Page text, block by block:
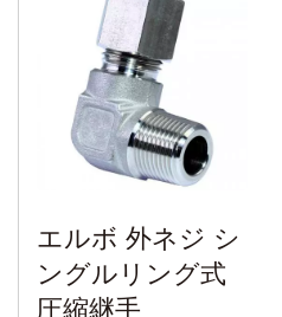
PTまたはNPTです。 オ
スストレート継手-シン
グルカットリングは、L
シリーズ（低圧用）とS
シリーズ（高圧用）に分
かれています。
エルボ 外ネジ シ
ングルリング式
圧縮継手